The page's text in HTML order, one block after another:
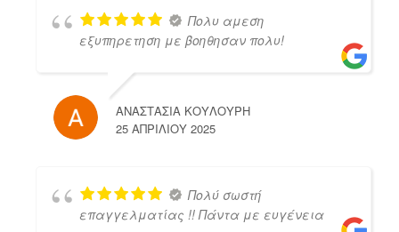
Πολυ αμεση
εξυπηρετηση με βοηθησαν πολυ!
ΑΝΑΣΤΑΣΙΑ ΚΟΥΛΟΥΡΗ
25 ΑΠΡΙΛΊΟΥ 2025
Πολύ σωστή
επαγγελματίας !! Πάντα με ευγένεια